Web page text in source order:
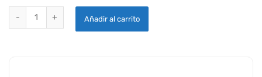
CUBIERTA SILENCIADOR KEVLAR quantity
Añadir al carrito